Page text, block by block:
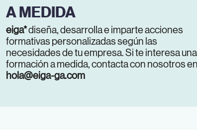
A MEDIDA
eiga*diseña, desarrolla e imparte acciones
formativas personalizadas según las
necesidades de tu empresa. Si te interesa una
formación a medida, contacta con nosotros en
hola@eiga-ga.com